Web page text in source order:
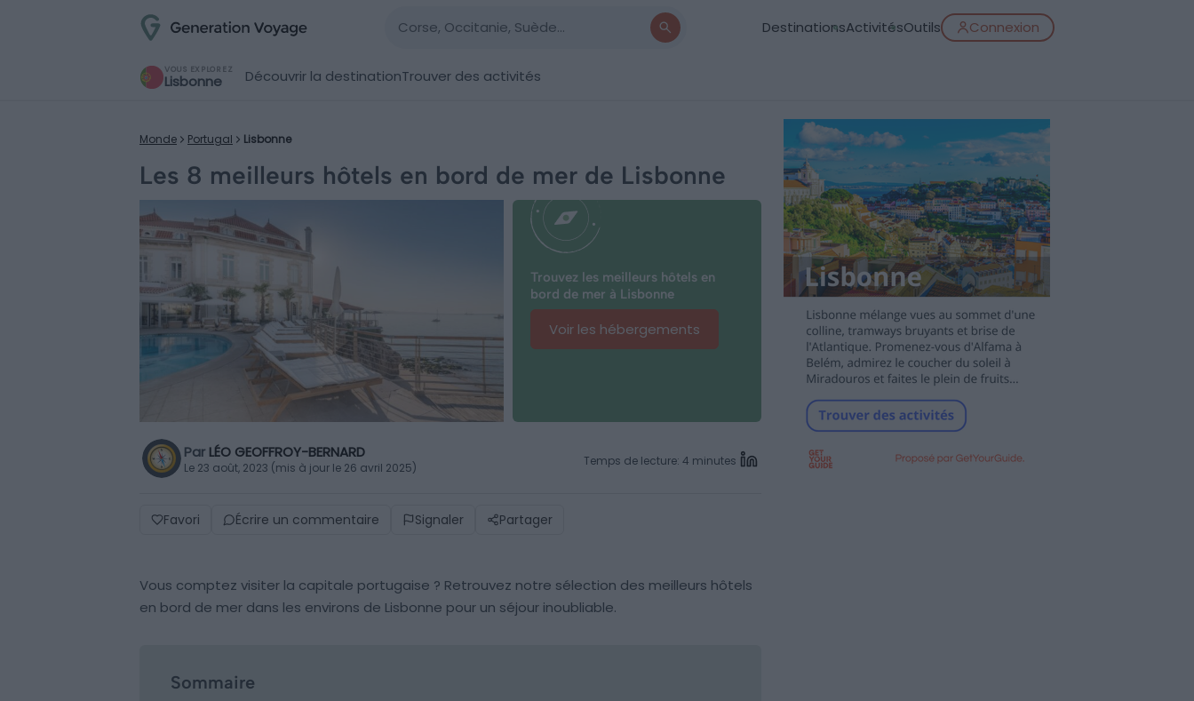
DestinationsActivitésOutils Connexion
VOUS EXPLOREZ
Lisbonne Découvrir la destinationTrouver des activités
Monde Portugal Lisbonne
Les 8 meilleurs hôtels en bord de mer de Lisbonne
Trouvez les meilleurs hôtels en
bord de mer à Lisbonne
Voir les hébergements
Par LÉO GEOFFROY-BERNARD
Le 23 août, 2023 (mis à jour le 26 avril 2025) Temps de lecture: 4 minutes
Favori Écrire un commentaire Signaler Partager
Vous comptez visiter la capitale portugaise ? Retrouvez notre sélection des meilleurs hôtels
en bord de mer dans les environs de Lisbonne pour un séjour inoubliable.
Sommaire